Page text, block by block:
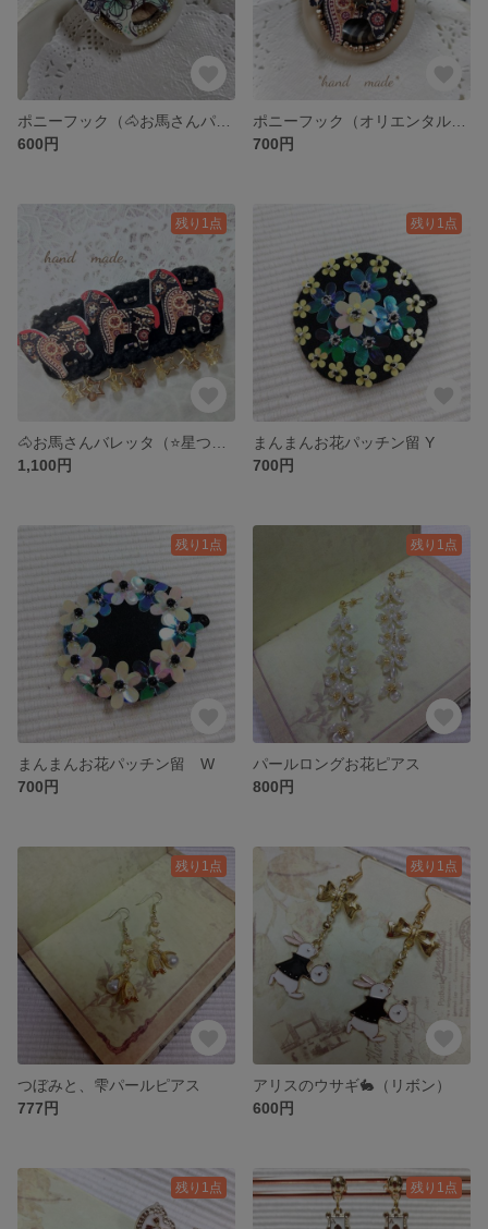
600円
700円
残り1点
1,100円
残り1点
まんまんお花パッチン留 Y
700円
残り1点
まんまんお花パッチン留 W
700円
残り1点
パールロングお花ピアス
800円
残り1点
つぼみと、雫パールピアス
777円
残り1点
アリスのウサギ🐇（リボン）
600円
残り1点 残り1点